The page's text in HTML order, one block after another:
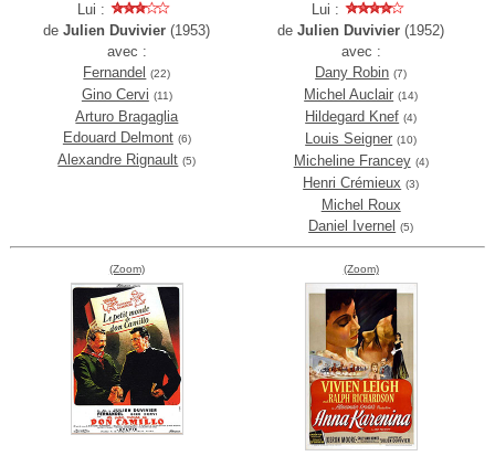
Lui :
deJulien Duvivier (1953)
avec :
Fernandel
(22)
Gino Cervi (11)
Arturo Bragaglia
Edouard Delmont (6)
Alexandre Rignault (5)
Lui :
deJulien Duvivier (1952)
avec :
Dany Robin (7)
Michel Auclair (14)
Hildegard Knef (4)
Louis Seigner (10)
Micheline Francey (4)
Henri Crémieux (3)
Michel Roux
Daniel Ivernel
(5)
(Zoom) (Zoom)